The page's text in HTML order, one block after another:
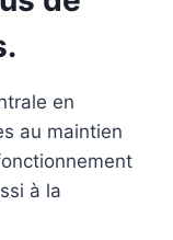
en
au maintien
à la